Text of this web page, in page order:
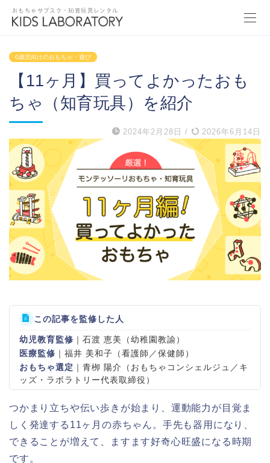
おもちゃサブスク・知育玩具レンタル
0歳児向けのおもちゃ・遊び
【11ヶ月】買ってよかったおも
ちゃ（知育玩具）を紹介
2024年2月28日 / 2026年6月14日
この記事を監修した人
幼児教育監修 ｜石渡 恵美（幼稚園教諭）
医療監修 ｜福井 美和子（看護師／保健師）
おもちゃ選定 ｜青栁 陽介（おもちゃコンシェルジュ／キ
ッズ・ラボラトリー代表取締役）
つかまり立ちや伝い歩きが始まり、運動能力が目覚ま
しく発達する11ヶ月の赤ちゃん。手先も器用になり、
できることが増えて、ますます好奇心旺盛になる時期
です。